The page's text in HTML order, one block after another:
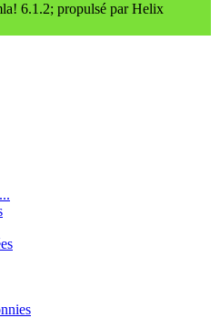
6.1.2; propulsé par Helix